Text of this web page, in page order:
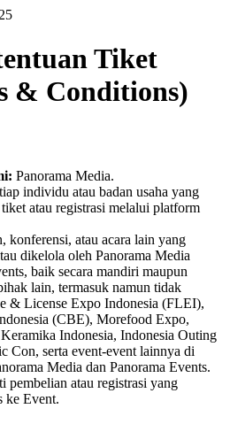
Tiket
& Conditions)
Panorama Media.
individu atau badan usaha yang
atau registrasi melalui platform
konferensi, atau acara lain yang
dikelola oleh Panorama Media
baik secara mandiri maupun
lain, termasuk namun tidak
& License Expo Indonesia (FLEI),
(CBE), Morefood Expo,
Indonesia, Indonesia Outing
Con, serta event-event lainnya di
Media dan Panorama Events.
pembelian atau registrasi yang
ke Event.